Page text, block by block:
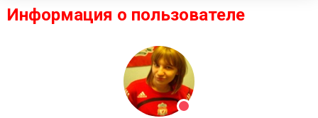
Информация о пользователе